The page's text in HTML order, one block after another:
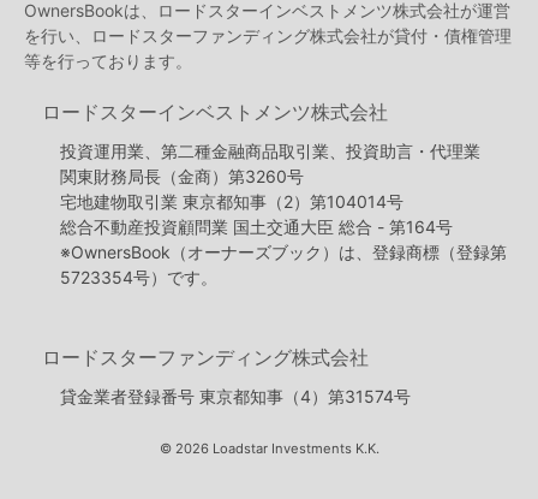
OwnersBookは、ロードスターインベストメンツ株式会社が運営
を行い、ロードスターファンディング株式会社が貸付・債権管理
等を行っております。
ロードスターインベストメンツ株式会社
投資運用業、第二種金融商品取引業、投資助言・代理業
関東財務局長（金商）第3260号
宅地建物取引業 東京都知事（2）第104014号
総合不動産投資顧問業 国土交通大臣 総合 - 第164号
※OwnersBook（オーナーズブック）は、登録商標（登録第
5723354号）です。
ロードスターファンディング株式会社
貸金業者登録番号 東京都知事（4）第31574号
© 2026 Loadstar Investments K.K.